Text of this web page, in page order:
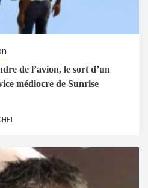
de l’avion, le sort d’un
médiocre de Sunrise